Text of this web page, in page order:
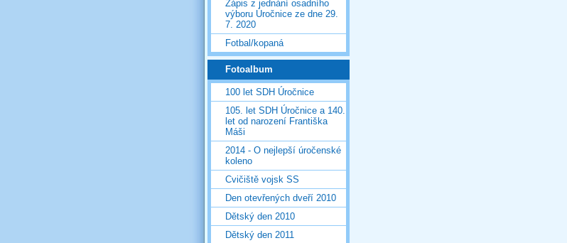
Zápis z jednání osadního
výboru Úročnice ze dne 29.
7. 2020
Fotbal/kopaná
Fotoalbum
100 let SDH Úročnice
105. let SDH Úročnice a 140.
let od narození Františka
Máši
2014 - O nejlepší úročenské
koleno
Cvičiště vojsk SS
Den otevřených dveří 2010
Dětský den 2010
Dětský den 2011